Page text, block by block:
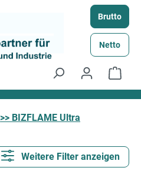
Brutto
Netto
>> BIZFLAME Ultra
Weitere Filter anzeigen